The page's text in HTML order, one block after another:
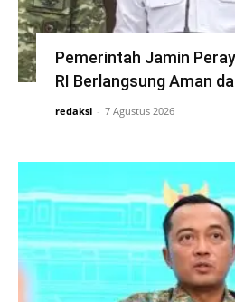
Pemerintah Jamin
RI Berlangsung Aman
redaksi - 7 Agustus 2026